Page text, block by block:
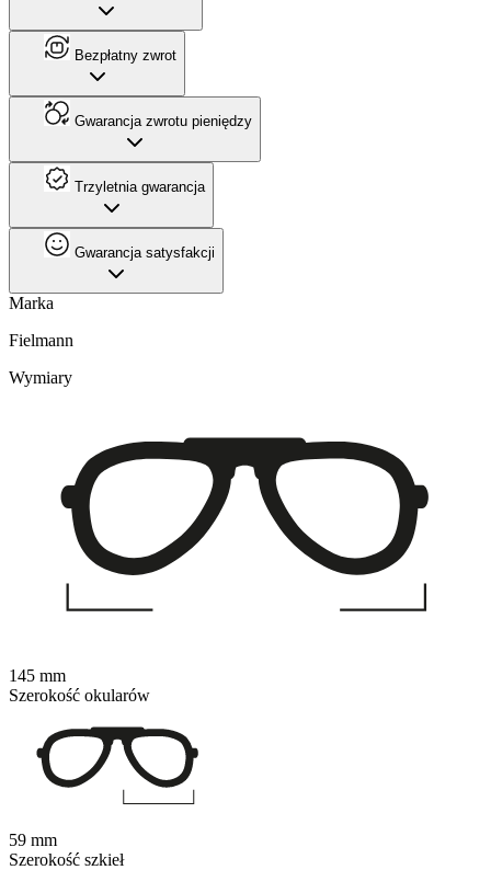
Bezpłatny zwrot
Gwarancja zwrotu pieniędzy
Trzyletnia gwarancja
Gwarancja satysfakcji
Marka
Fielmann
Wymiary
145 mm
Szerokość okularów
59 mm
Szerokość szkieł